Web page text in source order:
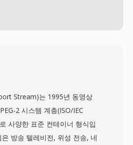
Stream)는 1995년 동영상
2 시스템 계층(ISO/IEC
사양한 표준 컨테이너 형식입
방송 텔레비전, 위성 전송, 네